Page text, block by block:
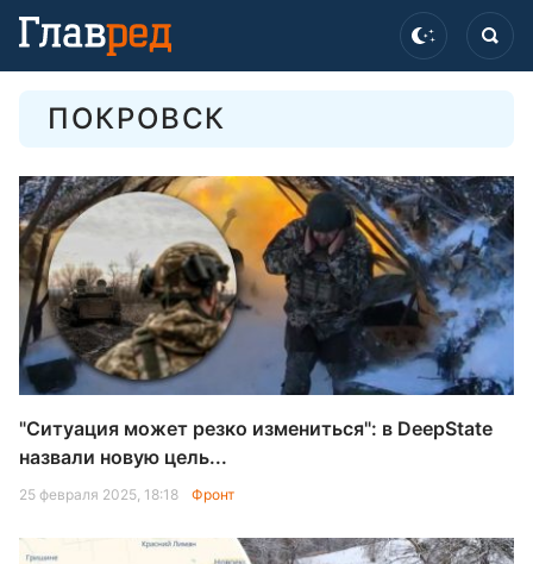
ПОКРОВСК
"Ситуация может резко измениться": в DeepState
назвали новую цель...
25 февраля 2025, 18:18 Фронт